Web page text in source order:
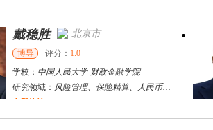
戴稳胜 北京市
博导 评分： 1.0
学校： 中国人民大学-财政金融学院
研究领域： 风险管理、保险精算、人民币国际化
立即咨询
陈传红 武汉市